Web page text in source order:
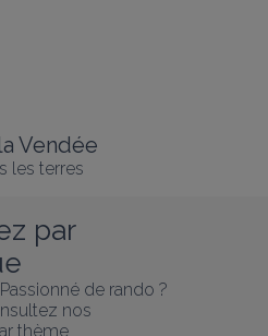
Vendée
les terres
par
de rando ?
nos
thème